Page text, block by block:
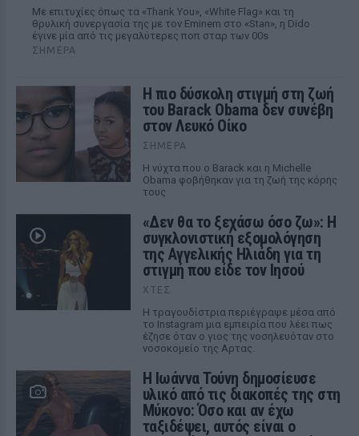
Με επιτυχίες όπως τα «Thank You», «White Flag» και τη
θρυλική συνεργασία της με τον Eminem στο «Stan», η Dido
έγινε μία από τις μεγαλύτερες ποπ σταρ των 00s
ΣΉΜΕΡΑ
Η πιο δύσκολη στιγμή στη ζωή
του Barack Obama δεν συνέβη
στον Λευκό Οίκο
ΣΉΜΕΡΑ
Η νύχτα που ο Barack και η Michelle
Obama φοβήθηκαν για τη ζωή της κόρης
τους
«Δεν θα το ξεχάσω όσο ζω»: Η
συγκλονιστική εξομολόγηση
της Αγγελικής Ηλιάδη για τη
στιγμή που είδε τον Ιησού
ΧΤΕΣ
Η τραγουδίστρια περιέγραψε μέσα από
το Instagram μια εμπειρία που λέει πως
έζησε όταν ο γιος της νοσηλευόταν στο
νοσοκομείο της Αρτας.
Η Ιωάννα Τούνη δημοσίευσε
υλικό από τις διακοπές της στη
Μύκονο: Όσο και αν έχω
ταξιδέψει, αυτός είναι ο